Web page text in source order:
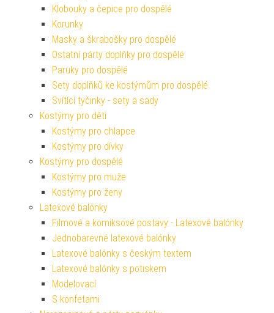
Klobouky a čepice pro dospělé
Korunky
Masky a škrabošky pro dospělé
Ostatní párty doplňky pro dospělé
Paruky pro dospělé
Sety doplňků ke kostýmům pro dospělé
Svítící tyčinky - sety a sady
Kostýmy pro děti
Kostýmy pro chlapce
Kostýmy pro dívky
Kostýmy pro dospělé
Kostýmy pro muže
Kostýmy pro ženy
Latexové balónky
Filmové a komiksové postavy - Latexové balónky
Jednobarevné latexové balónky
Latexové balónky s českým textem
Latexové balónky s potiskem
Modelovací
S konfetami